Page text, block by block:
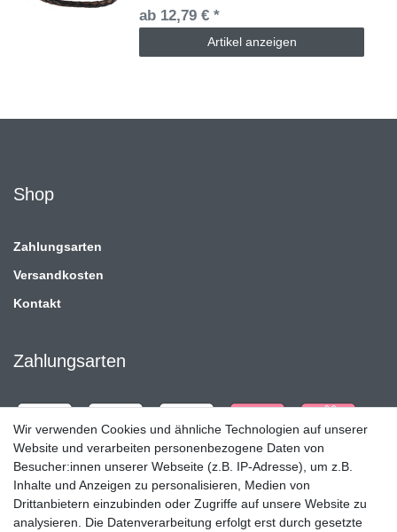
ab 12,79 € *
Artikel anzeigen
Shop
Zahlungsarten
Versandkosten
Kontakt
Zahlungsarten
Wir verwenden Cookies und ähnliche Technologien auf unserer
Website und verarbeiten personenbezogene Daten von
Besucher:innen unserer Webseite (z.B. IP-Adresse), um z.B.
Inhalte und Anzeigen zu personalisieren, Medien von
Drittanbietern einzubinden oder Zugriffe auf unsere Website zu
analysieren. Die Datenverarbeitung erfolgt erst durch gesetzte